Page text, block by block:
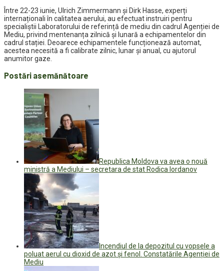
Între 22-23 iunie, Ulrich Zimmermann și Dirk Hasse, experți
internaționali în calitatea aerului, au efectuat instruiri pentru
specialiștii Laboratorului de referință de mediu din cadrul Agenției de
Mediu, privind mentenanța zilnică și lunară a echipamentelor din
cadrul stației. Deoarece echipamentele funcționează automat,
acestea necesită a fi calibrate zilnic, lunar și anual, cu ajutorul
anumitor gaze.
Postări asemănătoare
Republica Moldova va avea o nouă
ministră a Mediului – secretara de stat Rodica Iordanov
Incendiul de la depozitul cu vopsele a
poluat aerul cu dioxid de azot și fenol. Constatările Agenției de
Mediu